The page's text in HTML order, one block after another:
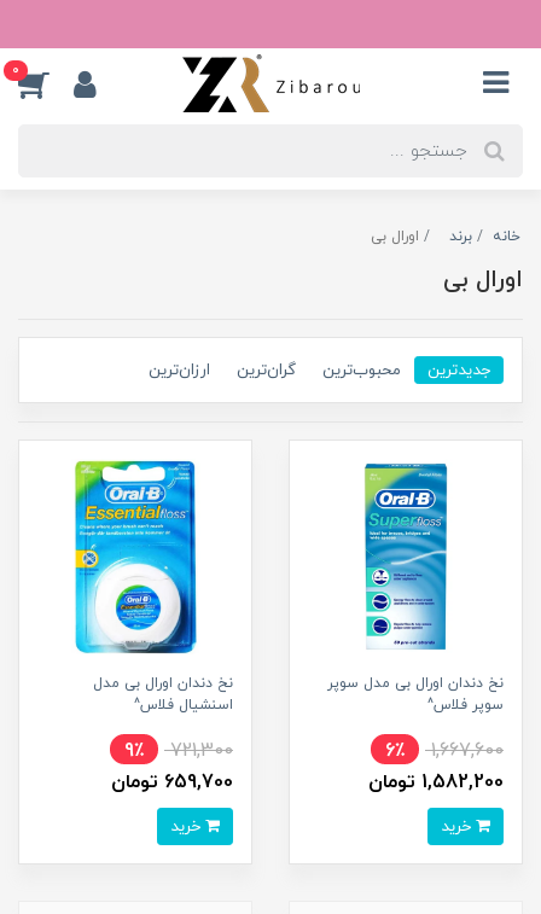
0
خانه برند اورال بی
اورال بی
جدیدترین محبوب‌ترین گران‌ترین ارزان‌ترین
نخ دندان اورال بی مدل سوپر
سوپر فلاس^
1,667,600
6٪
1,582,200 تومان
نخ دندان اورال بی مدل
اسنشیال فلاس^
721,300
9٪
659,700 تومان